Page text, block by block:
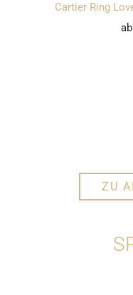
Cartier Ring
ZU